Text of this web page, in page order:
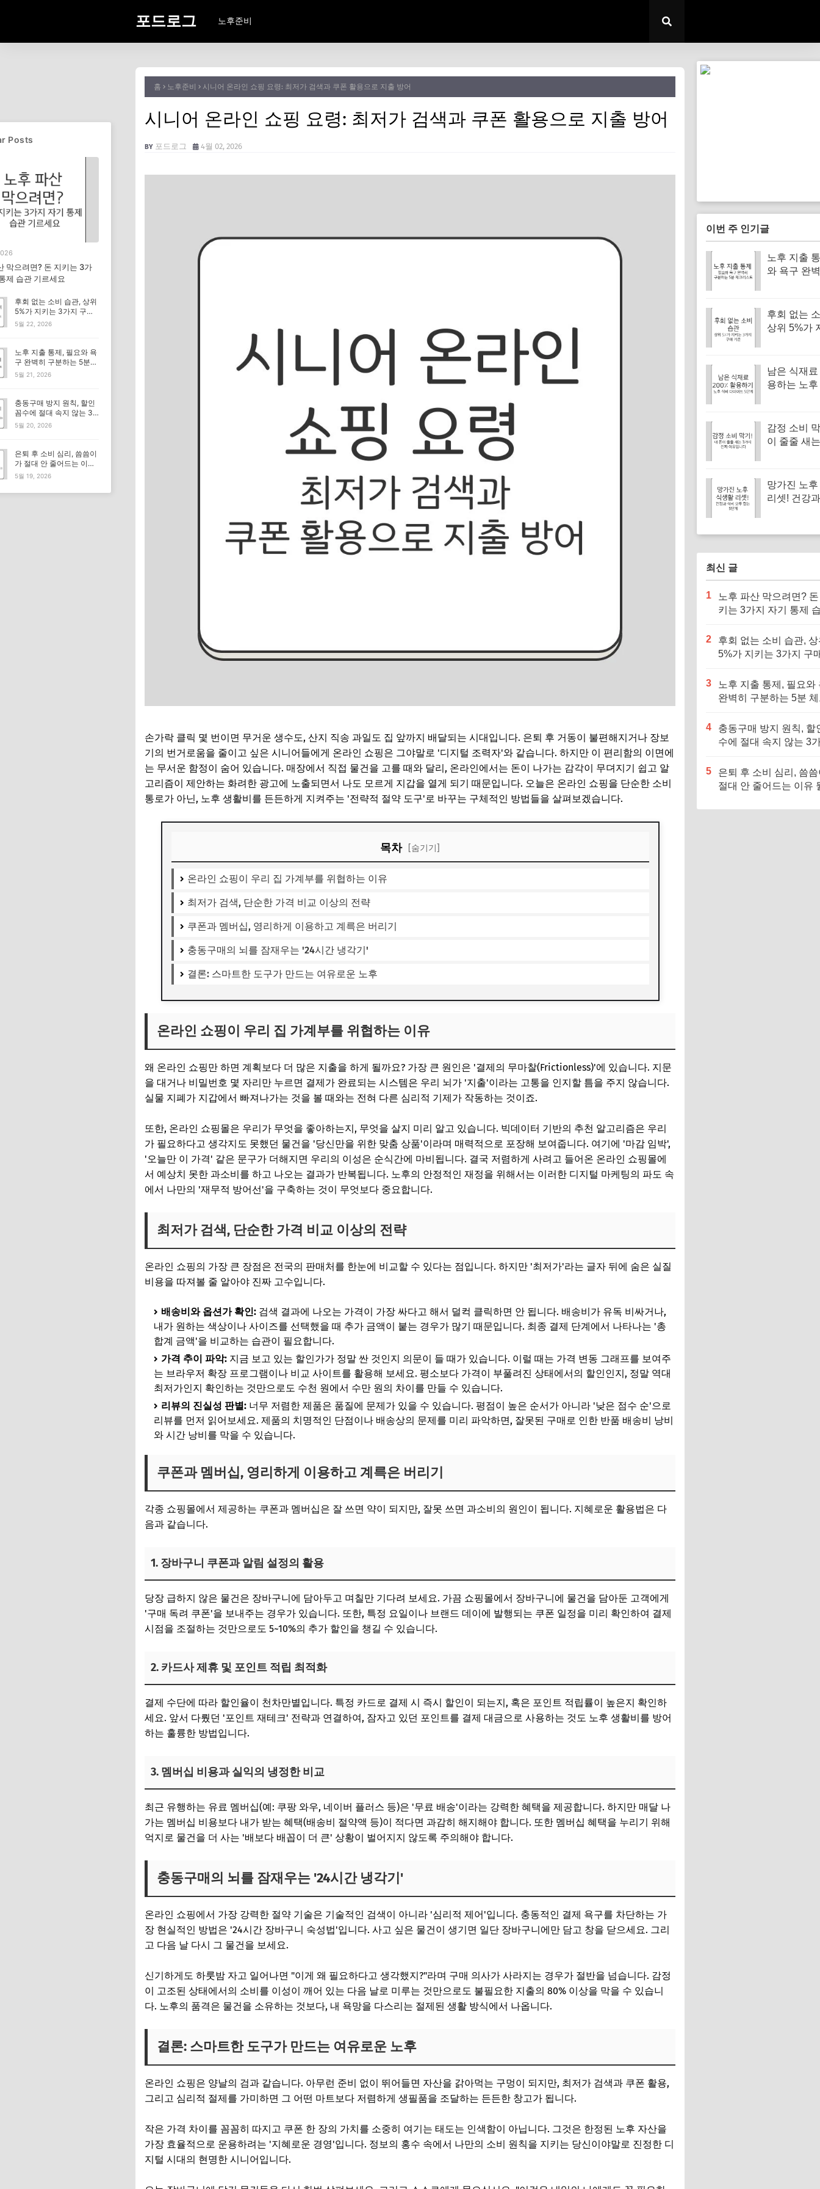
포드로그 노후준비
홈 노후준비 시니어 온라인 쇼핑 요령: 최저가 검색과 쿠폰 활용으로 지출 방어
시니어 온라인 쇼핑 요령: 최저가 검색과 쿠폰 활용으로 지출 방어
포드로그 4월 02, 2026
손가락 클릭 몇 번이면 무거운 생수도, 산지 직송 과일도 집 앞까지 배달되는 시대입니다. 은퇴 후 거동이 불편해지거나 장보
기의 번거로움을 줄이고 싶은 시니어들에게 온라인 쇼핑은 그야말로 '디지털 조력자'와 같습니다. 하지만 이 편리함의 이면에
는 무서운 함정이 숨어 있습니다. 매장에서 직접 물건을 고를 때와 달리, 온라인에서는 돈이 나가는 감각이 무뎌지기 쉽고 알
고리즘이 제안하는 화려한 광고에 노출되면서 나도 모르게 지갑을 열게 되기 때문입니다. 오늘은 온라인 쇼핑을 단순한 소비
통로가 아닌, 노후 생활비를 든든하게 지켜주는 '전략적 절약 도구'로 바꾸는 구체적인 방법들을 살펴보겠습니다.
목차 [숨기기]
온라인 쇼핑이 우리 집 가계부를 위협하는 이유
최저가 검색, 단순한 가격 비교 이상의 전략
쿠폰과 멤버십, 영리하게 이용하고 계륵은 버리기
충동구매의 뇌를 잠재우는 '24시간 냉각기'
결론: 스마트한 도구가 만드는 여유로운 노후
온라인 쇼핑이 우리 집 가계부를 위협하는 이유
왜 온라인 쇼핑만 하면 계획보다 더 많은 지출을 하게 될까요? 가장 큰 원인은 '결제의 무마찰(Frictionless)'에 있습니다. 지문
을 대거나 비밀번호 몇 자리만 누르면 결제가 완료되는 시스템은 우리 뇌가 '지출'이라는 고통을 인지할 틈을 주지 않습니다.
실물 지폐가 지갑에서 빠져나가는 것을 볼 때와는 전혀 다른 심리적 기제가 작동하는 것이죠.
또한, 온라인 쇼핑몰은 우리가 무엇을 좋아하는지, 무엇을 살지 미리 알고 있습니다. 빅데이터 기반의 추천 알고리즘은 우리
가 필요하다고 생각지도 못했던 물건을 '당신만을 위한 맞춤 상품'이라며 매력적으로 포장해 보여줍니다. 여기에 '마감 임박',
'오늘만 이 가격' 같은 문구가 더해지면 우리의 이성은 순식간에 마비됩니다. 결국 저렴하게 사려고 들어온 온라인 쇼핑몰에
서 예상치 못한 과소비를 하고 나오는 결과가 반복됩니다. 노후의 안정적인 재정을 위해서는 이러한 디지털 마케팅의 파도 속
에서 나만의 '재무적 방어선'을 구축하는 것이 무엇보다 중요합니다.
최저가 검색, 단순한 가격 비교 이상의 전략
온라인 쇼핑의 가장 큰 장점은 전국의 판매처를 한눈에 비교할 수 있다는 점입니다. 하지만 '최저가'라는 글자 뒤에 숨은 실질
비용을 따져볼 줄 알아야 진짜 고수입니다.
배송비와 옵션가 확인: 검색 결과에 나오는 가격이 가장 싸다고 해서 덜컥 클릭하면 안 됩니다. 배송비가 유독 비싸거나,
내가 원하는 색상이나 사이즈를 선택했을 때 추가 금액이 붙는 경우가 많기 때문입니다. 최종 결제 단계에서 나타나는 '총
합계 금액'을 비교하는 습관이 필요합니다.
가격 추이 파악: 지금 보고 있는 할인가가 정말 싼 것인지 의문이 들 때가 있습니다. 이럴 때는 가격 변동 그래프를 보여주
는 브라우저 확장 프로그램이나 비교 사이트를 활용해 보세요. 평소보다 가격이 부풀려진 상태에서의 할인인지, 정말 역대
최저가인지 확인하는 것만으로도 수천 원에서 수만 원의 차이를 만들 수 있습니다.
리뷰의 진실성 판별: 너무 저렴한 제품은 품질에 문제가 있을 수 있습니다. 평점이 높은 순서가 아니라 '낮은 점수 순'으로
리뷰를 먼저 읽어보세요. 제품의 치명적인 단점이나 배송상의 문제를 미리 파악하면, 잘못된 구매로 인한 반품 배송비 낭비
와 시간 낭비를 막을 수 있습니다.
쿠폰과 멤버십, 영리하게 이용하고 계륵은 버리기
각종 쇼핑몰에서 제공하는 쿠폰과 멤버십은 잘 쓰면 약이 되지만, 잘못 쓰면 과소비의 원인이 됩니다. 지혜로운 활용법은 다
음과 같습니다.
1. 장바구니 쿠폰과 알림 설정의 활용
당장 급하지 않은 물건은 장바구니에 담아두고 며칠만 기다려 보세요. 가끔 쇼핑몰에서 장바구니에 물건을 담아둔 고객에게
'구매 독려 쿠폰'을 보내주는 경우가 있습니다. 또한, 특정 요일이나 브랜드 데이에 발행되는 쿠폰 일정을 미리 확인하여 결제
시점을 조절하는 것만으로도 5~10%의 추가 할인을 챙길 수 있습니다.
2. 카드사 제휴 및 포인트 적립 최적화
결제 수단에 따라 할인율이 천차만별입니다. 특정 카드로 결제 시 즉시 할인이 되는지, 혹은 포인트 적립률이 높은지 확인하
세요. 앞서 다뤘던 '포인트 재테크' 전략과 연결하여, 잠자고 있던 포인트를 결제 대금으로 사용하는 것도 노후 생활비를 방어
하는 훌륭한 방법입니다.
3. 멤버십 비용과 실익의 냉정한 비교
최근 유행하는 유료 멤버십(예: 쿠팡 와우, 네이버 플러스 등)은 '무료 배송'이라는 강력한 혜택을 제공합니다. 하지만 매달 나
가는 멤버십 비용보다 내가 받는 혜택(배송비 절약액 등)이 적다면 과감히 해지해야 합니다. 또한 멤버십 혜택을 누리기 위해
억지로 물건을 더 사는 '배보다 배꼽이 더 큰' 상황이 벌어지지 않도록 주의해야 합니다.
충동구매의 뇌를 잠재우는 '24시간 냉각기'
온라인 쇼핑에서 가장 강력한 절약 기술은 기술적인 검색이 아니라 '심리적 제어'입니다. 충동적인 결제 욕구를 차단하는 가
장 현실적인 방법은 '24시간 장바구니 숙성법'입니다. 사고 싶은 물건이 생기면 일단 장바구니에만 담고 창을 닫으세요. 그리
고 다음 날 다시 그 물건을 보세요.
신기하게도 하룻밤 자고 일어나면 "이게 왜 필요하다고 생각했지?"라며 구매 의사가 사라지는 경우가 절반을 넘습니다. 감정
이 고조된 상태에서의 소비를 이성이 깨어 있는 다음 날로 미루는 것만으로도 불필요한 지출의 80% 이상을 막을 수 있습니
다. 노후의 품격은 물건을 소유하는 것보다, 내 욕망을 다스리는 절제된 생활 방식에서 나옵니다.
결론: 스마트한 도구가 만드는 여유로운 노후
온라인 쇼핑은 양날의 검과 같습니다. 아무런 준비 없이 뛰어들면 자산을 갉아먹는 구멍이 되지만, 최저가 검색과 쿠폰 활용,
그리고 심리적 절제를 가미하면 그 어떤 마트보다 저렴하게 생필품을 조달하는 든든한 창고가 됩니다.
작은 가격 차이를 꼼꼼히 따지고 쿠폰 한 장의 가치를 소중히 여기는 태도는 인색함이 아닙니다. 그것은 한정된 노후 자산을
가장 효율적으로 운용하려는 '지혜로운 경영'입니다. 정보의 홍수 속에서 나만의 소비 원칙을 지키는 당신이야말로 진정한 디
지털 시대의 현명한 시니어입니다.
이번 주 인기글
노후 지출
와 욕구 완
후회 없는
상위 5%가
남은 식재
용하는 노
감정 소비
이 줄줄 새
망가진 노
리셋! 건강
최신 글
1
노후 파산 막으려면?
키는 3가지 자기 통제
2
후회 없는 소비 습관,
5%가 지키는 3가지 구
3
노후 지출 통제, 필요와
완벽히 구분하는 5분
4
충동구매 방지 원칙, 할
수에 절대 속지 않는 3
5
은퇴 후 소비 심리, 씀
절대 안 줄어드는 이유
Posts
막으려면? 돈 지키는 3가
제 습관 기르세요
후회 없는 소비 습관, 상위
5%가 지키는 3가지 구매
기준
5월 22, 2026
노후 지출 통제, 필요와 욕
구 완벽히 구분하는 5분
체크리스트
5월 21, 2026
충동구매 방지 원칙, 할인
꼼수에 절대 속지 않는 3
가지 기준
5월 20, 2026
은퇴 후 소비 심리, 씀씀이
가 절대 안 줄어드는 이유
뭘까요?
5월 19, 2026